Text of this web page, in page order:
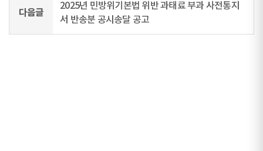
다음글
2025년 민방위기본법 위반 과태료 부과 사전통지
서 반송분 공시송달 공고